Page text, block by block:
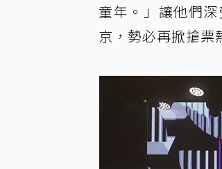
童年。」讓他們
京，勢必再掀搶票